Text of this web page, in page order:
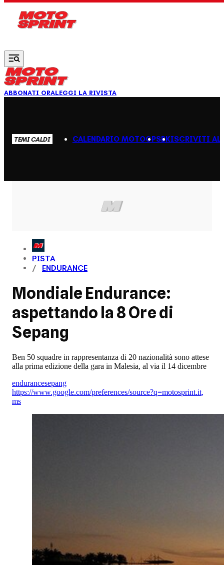
ABBONATI ORALEGGI LA RIVISTA
TEMI CALDI CALENDARIO MOTOGPSBKISCRIVITI AL
PISTA
ENDURANCE
Mondiale Endurance:
aspettando la 8 Ore di
Sepang
Ben 50 squadre in rappresentanza di 20 nazionalità sono attese
alla prima edizione della gara in Malesia, al via il 14 dicembre
endurancesepang
https://www.google.com/preferences/source?q=motosprint.it,
ms